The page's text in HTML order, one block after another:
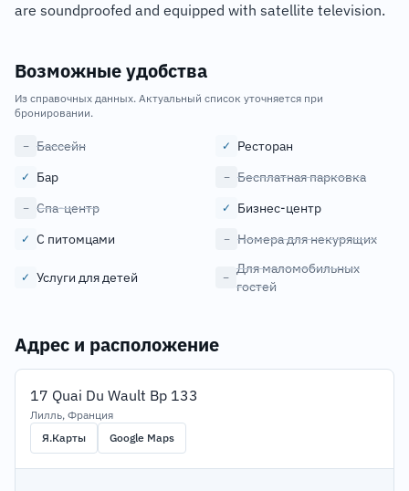
are soundproofed and equipped with satellite television.
Возможные удобства
Из справочных данных. Актуальный список уточняется при
бронировании.
− Бассейн ✓ Ресторан
✓ Бар − Бесплатная парковка
− Спа-центр ✓ Бизнес-центр
✓ С питомцами − Номера для некурящих
✓ Услуги для детей −
Для маломобильных
гостей
Адрес и расположение
17 Quai Du Wault Bp 133
Лилль, Франция
Я.Карты
Google Maps